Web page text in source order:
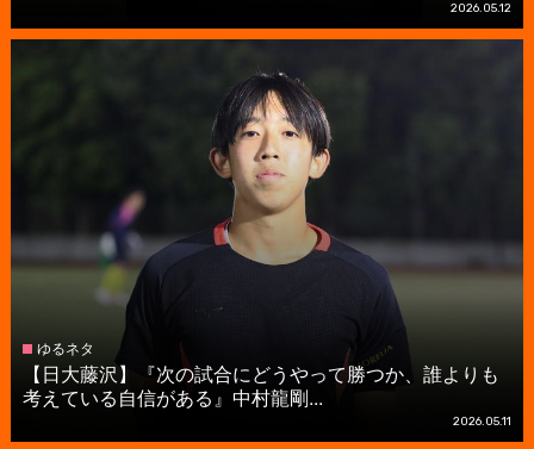
2026.05.12
ゆるネタ
【日大藤沢】『次の試合にどうやって勝つか、誰よりも
考えている自信がある』中村龍剛...
2026.05.11